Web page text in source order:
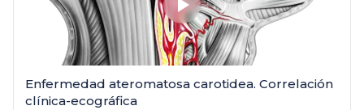
Enfermedad ateromatosa carotidea. Correlación
clínica-ecográfica